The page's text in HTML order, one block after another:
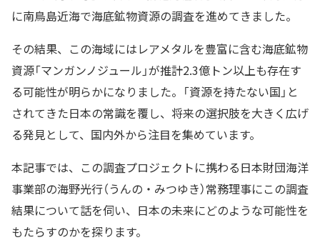
に南鳥島近海で海底鉱物資源の調査を進めてきました。
その結果、この海域にはレアメタルを豊富に含む海底鉱物
資源「マンガンノジュール」が推計2.3億トン以上も存在す
る可能性が明らかになりました。「資源を持たない国」と
されてきた日本の常識を覆し、将来の選択肢を大きく広げ
る発見として、国内外から注目を集めています。
本記事では、この調査プロジェクトに携わる日本財団海洋
事業部の海野光行（うんの・みつゆき）常務理事にこの調査
結果について話を伺い、日本の未来にどのような可能性を
もたらすのかを探ります。